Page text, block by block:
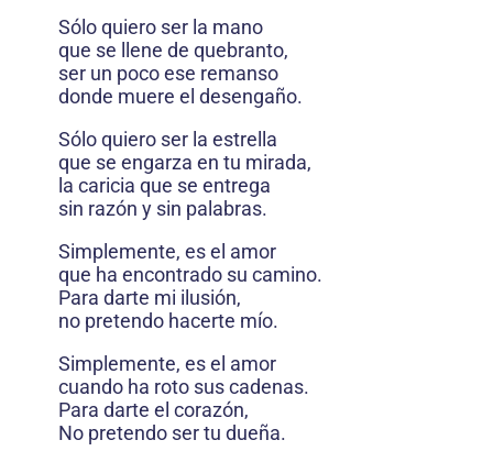
Sólo quiero ser la mano
que se llene de quebranto,
ser un poco ese remanso
donde muere el desengaño.
Sólo quiero ser la estrella
que se engarza en tu mirada,
la caricia que se entrega
sin razón y sin palabras.
Simplemente, es el amor
que ha encontrado su camino.
Para darte mi ilusión,
no pretendo hacerte mío.
Simplemente, es el amor
cuando ha roto sus cadenas.
Para darte el corazón,
No pretendo ser tu dueña.